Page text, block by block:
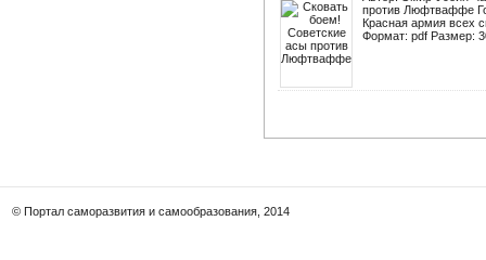
против Люфтваффе
Красная армия всех
Формат: pdf Размер:
© Портал саморазвития и самообразования, 2014